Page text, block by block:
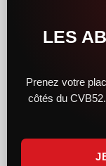
SUIVEZ-NOUS
Inscrivez-vous
LES
Prenez votre
côtés du